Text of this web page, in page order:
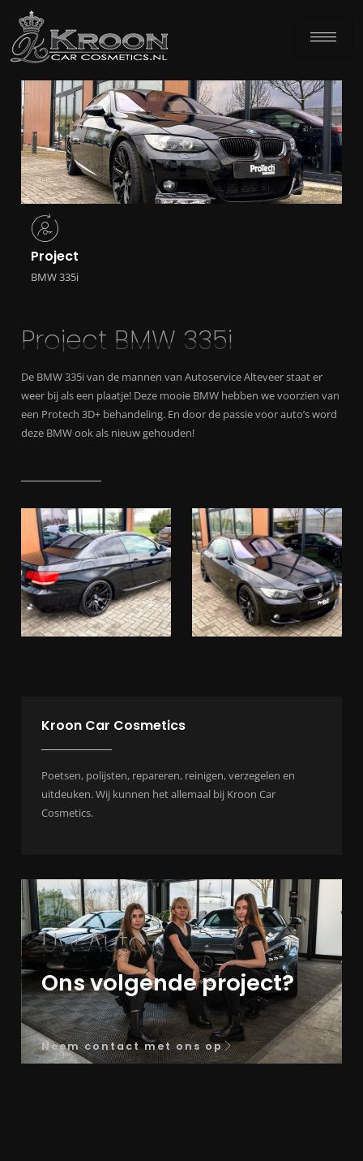
Project
BMW 335i
Project BMW 335i
De BMW 335i van de mannen van Autoservice Alteveer staat er
weer bij als een plaatje! Deze mooie BMW hebben we voorzien van
een Protech 3D+ behandeling. En door de passie voor auto’s word
deze BMW ook als nieuw gehouden!
Kroon Car Cosmetics
Poetsen, polijsten, repareren, reinigen, verzegelen en
uitdeuken. Wij kunnen het allemaal bij Kroon Car
Cosmetics.
Uw Auto
Ons volgende project?
Neem contact met ons op